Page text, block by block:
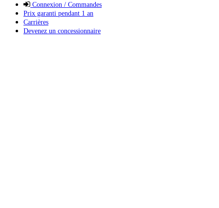
Connexion / Commandes
Prix garanti pendant 1 an
Carrières
Devenez un concessionnaire